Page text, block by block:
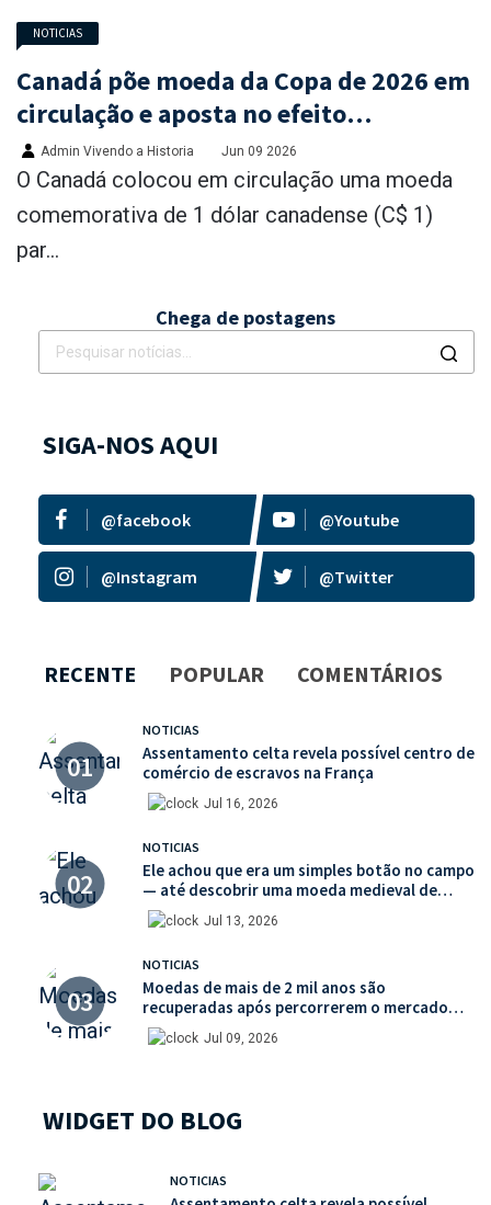
NOTICIAS
Canadá põe moeda da Copa de 2026 em
circulação e aposta no efeito
colecionador
Admin Vivendo a Historia Jun 09 2026
O Canadá colocou em circulação uma moeda
comemorativa de 1 dólar canadense (C$ 1)
par...
Chega de postagens
SIGA-NOS AQUI
@facebook @Youtube
@Instagram @Twitter
RECENTE POPULAR COMENTÁRIOS
NOTICIAS
Assentamento celta revela possível centro de
comércio de escravos na França
Jul 16, 2026
NOTICIAS
Ele achou que era um simples botão no campo
— até descobrir uma moeda medieval de
valor histórico incalculável
Jul 13, 2026
NOTICIAS
Moedas de mais de 2 mil anos são
recuperadas após percorrerem o mercado
ilegal de antiguidades
Jul 09, 2026
WIDGET DO BLOG
NOTICIAS